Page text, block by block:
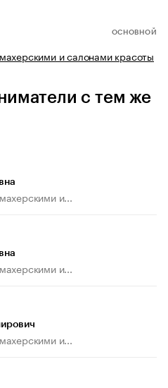
ОСНОВНОЙ
и салонами красоты
с тем же
и...
и...
и...